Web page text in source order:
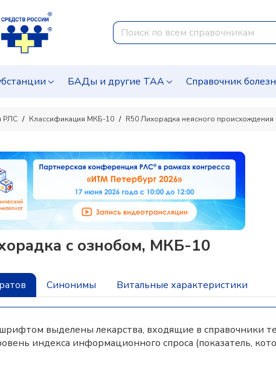
БАДы и другие ТАА Справочник
РЛС Классификация МКБ-10 R50 Лихорадка неясного происхождения
с ознобом, МКБ-10
Синонимы Витальные характеристики
шрифтом выделены лекарства, входящие в справочники
индекса информационного спроса (показатель,